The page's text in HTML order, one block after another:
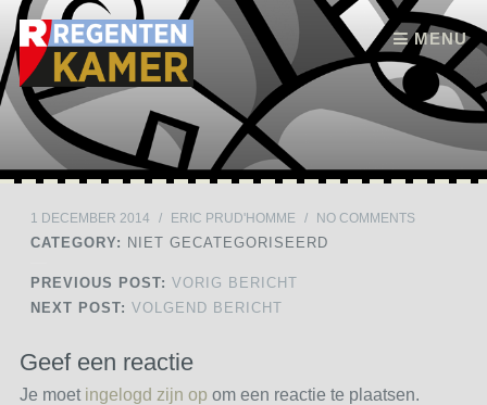
MENU
Skip to content
1 DECEMBER 2014 / ERIC PRUD'HOMME / NO COMMENTS
CATEGORY: NIET GECATEGORISEERD
PREVIOUS POST: VORIG BERICHT
NEXT POST: VOLGEND BERICHT
Geef een reactie
Je moet ingelogd zijn op om een reactie te plaatsen.